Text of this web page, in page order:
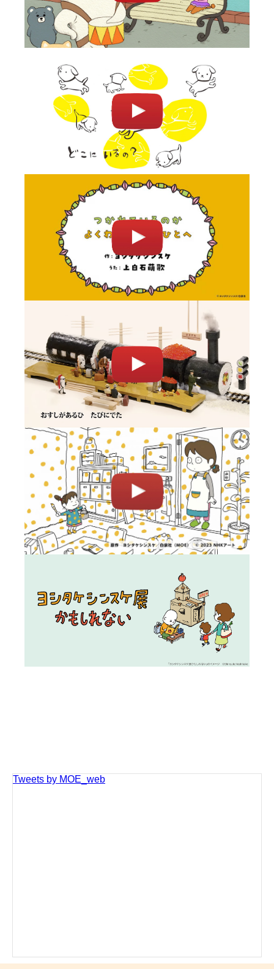
Tweets by MOE_web